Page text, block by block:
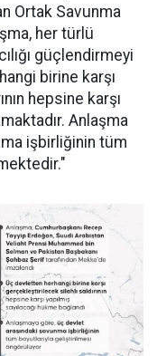
Ortak Savunma
her türlü
güçlendirmeyi
birine karşı
hepsine karşı
Anlaşma
işbirliğinin tüm